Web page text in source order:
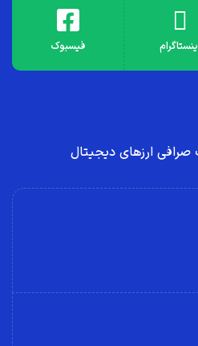
فیسبوک
ارز‌های دیجیتال